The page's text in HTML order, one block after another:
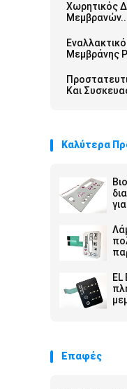
Χωρητικός
Μεμβράνης
Και
Καλύτερα
Επαφές